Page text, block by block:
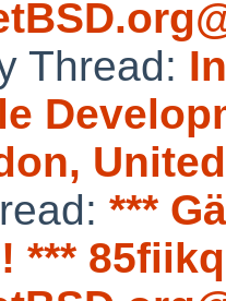
Thread:
***
***